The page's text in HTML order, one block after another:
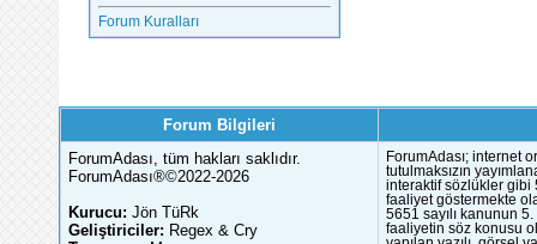
Forum Kuralları
Forum Bilgileri
ForumAdası, tüm hakları saklıdır.
ForumAdası®©2022-2026
Kurucu: Jön TüRk
Geliştiriciler: Regex & Cry
ForumAdası; internet
tutulmaksızın
interaktif sözlükler gibi
faaliyet göstermekte
5651 sayılı kanunun
faaliyetin söz konusu